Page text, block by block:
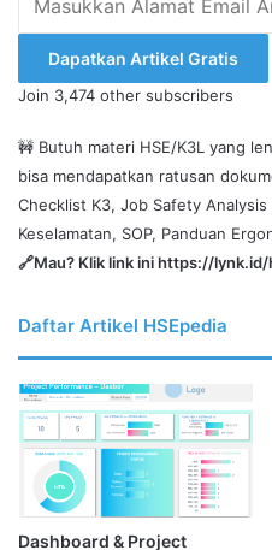
Alamat
Anda
disini
Dapatkan Artikel Gratis
Join 3,474 other subscribers
🚧 Butuh materi HSE/K3L yang
bisa mendapatkan ratusan
Checklist K3, Job Safety
Keselamatan, SOP, Panduan
🔗Mau? Klik link inihttps://lynk.id/
Daftar Artikel HSEpedia
Dashboard & Project